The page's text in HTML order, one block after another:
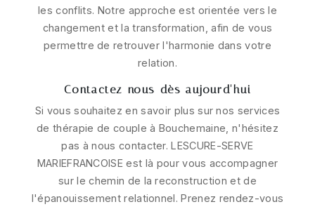
les conflits. Notre approche est orientée vers le
changement et la transformation, afin de vous
permettre de retrouver l'harmonie dans votre
relation.
Contactez-nous dès aujourd'hui
Si vous souhaitez en savoir plus sur nos services
de thérapie de couple à Bouchemaine, n'hésitez
pas à nous contacter. LESCURE-SERVE
MARIEFRANCOISE est là pour vous accompagner
sur le chemin de la reconstruction et de
l'épanouissement relationnel. Prenez rendez-vous